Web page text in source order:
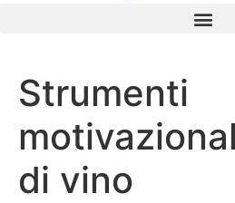
Strumenti
di vino